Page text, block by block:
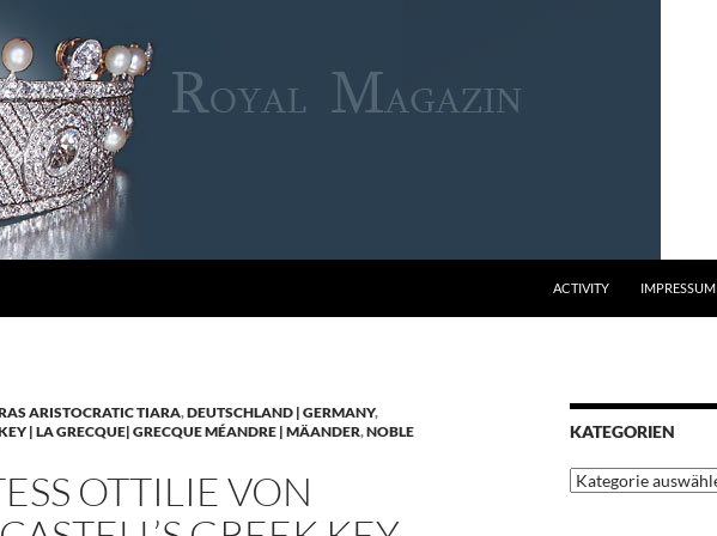
ACTIVITY IMPRESSUM
ARISTOCRATIC TIARA,DEUTSCHLAND | GERMANY,
| LA GRECQUE| GRECQUE MÉANDRE | MÄANDER,NOBLE
OTTILIE VON
KATEGORIEN
Kategorien